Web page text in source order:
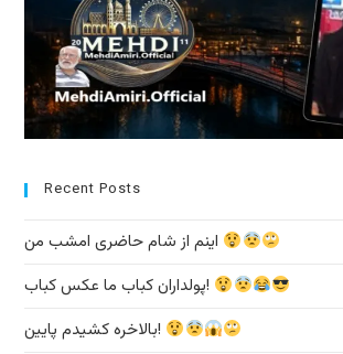
Recent Posts
پولداران کباب ما عکس کباب!
بالاخره کشیدم پایین!